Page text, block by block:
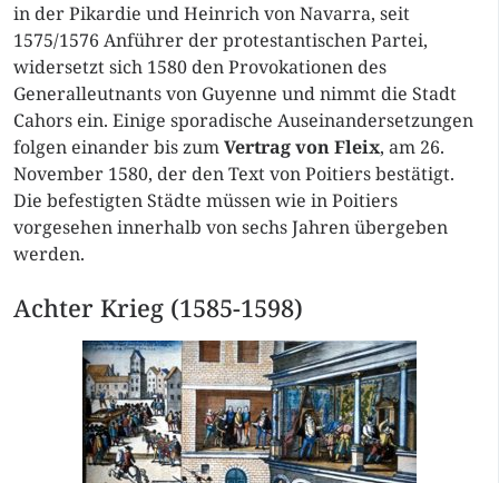
in der Pikardie und Heinrich von Navarra, seit
1575/1576 Anführer der protestantischen Partei,
widersetzt sich 1580 den Provokationen des
Generalleutnants von Guyenne und nimmt die Stadt
Cahors ein. Einige sporadische Auseinandersetzungen
folgen einander bis zumVertrag von Fleix, am 26.
November 1580, der den Text von Poitiers bestätigt.
Die befestigten Städte müssen wie in Poitiers
vorgesehen innerhalb von sechs Jahren übergeben
werden.
Achter Krieg (1585-1598)